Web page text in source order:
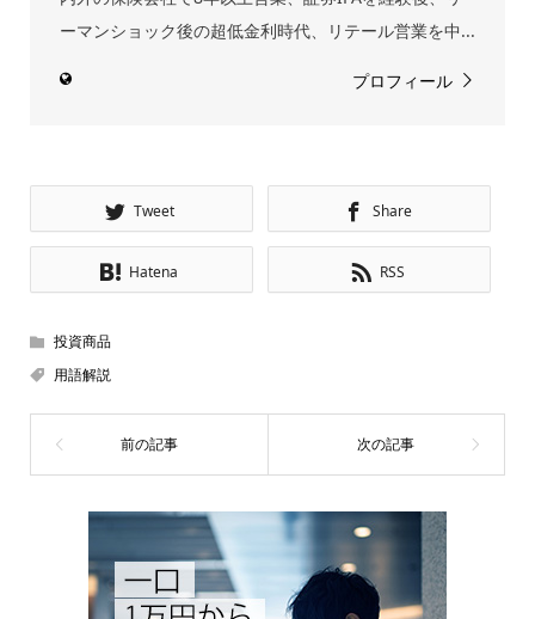
ーマンショック後の超低金利時代、リテール営業を中...
プロフィール
Tweet Share
Hatena RSS
投資商品
用語解説